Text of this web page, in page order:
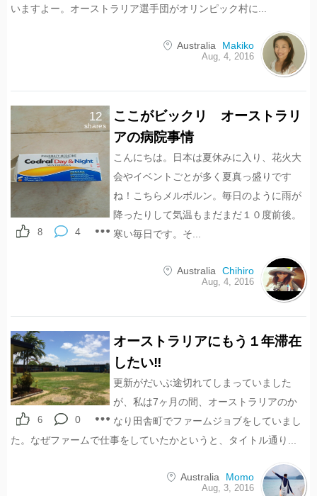
いますよー。オーストラリア選手団がオリンピック村に...
Australia Makiko
Aug, 4, 2016
12
shares
4
8
ここがビックリ オーストラリ
アの病院事情
こんにちは。日本は夏休みに入り、花火大
会やイベントごとが多く夏真っ盛りです
ね！こちらメルボルン。毎日のように雨が
降ったりして気温もまだまだ１０度前後。
寒い毎日です。そ...
Australia Chihiro
Aug, 4, 2016
0
6
オーストラリアにもう１年滞在
したい‼︎
更新がだいぶ途切れてしまっていました
が、私は7ヶ月の間、オーストラリアのか
なり田舎町でファームジョブをしていまし
た。なぜファームで仕事をしていたかというと、タイトル通り...
Australia Momo
Aug, 3, 2016